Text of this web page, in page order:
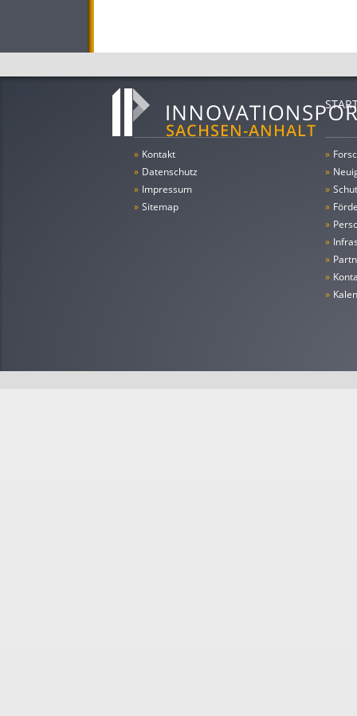
» Kontakt
» Datenschutz
» Impressum
» Sitemap
»
»
»
»
»
»
»
»
»